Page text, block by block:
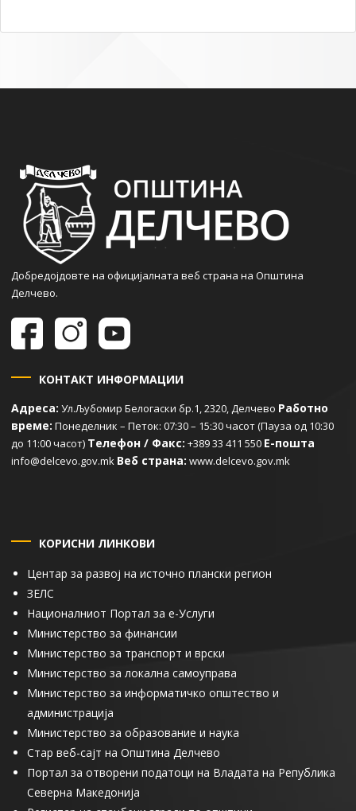
Добредојдовте на официјалната веб страна на Општина
Делчево.
КОНТАКТ ИНФОРМАЦИИ
Адреса: Ул.Љубомир Белогаски бр.1, 2320, Делчево Работно
време: Понеделник – Петок: 07:30 – 15:30 часот (Пауза од 10:30
до 11:00 часот) Телефон / Факс: +389 33 411 550 Е-пошта
info@delcevo.gov.mk Веб страна: www.delcevo.gov.mk
КОРИСНИ ЛИНКОВИ
Центар за развој на источно плански регион
ЗЕЛС
Националниот Портал за е-Услуги
Министерство за финансии
Министерство за транспорт и врски
Министерство за локална самоуправа
Министерство за информатичко општество и
администрација
Министерство за образование и наука
Стар веб-сајт на Општина Делчево
Портал за отворени податоци на Владата на Република
Северна Македонија